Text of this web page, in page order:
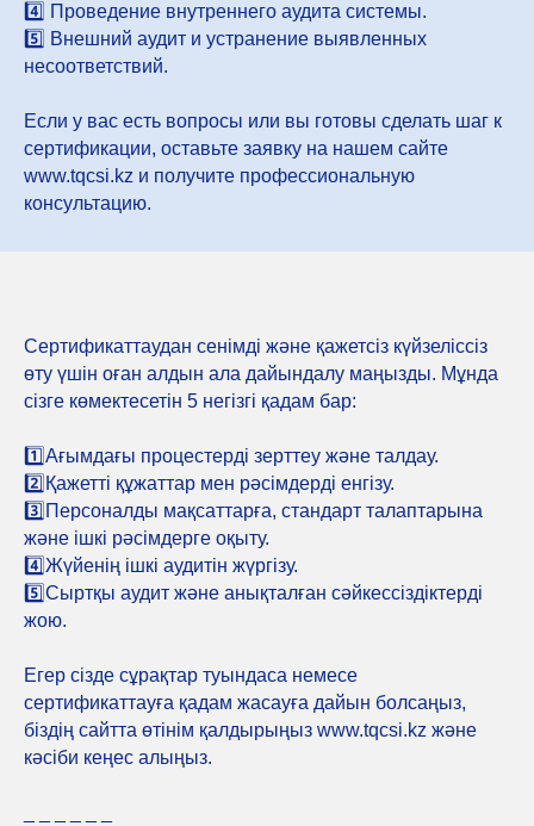
4️⃣ Проведение внутреннего аудита системы.
5️⃣ Внешний аудит и устранение выявленных
несоответствий.
Если у вас есть вопросы или вы готовы сделать шаг к
сертификации, оставьте заявку на нашем сайте
www.tqcsi.kz и получите профессиональную
консультацию.
Сертификаттаудан сенімді және қажетсіз күйзеліссіз
өту үшін оған алдын ала дайындалу маңызды. Мұнда
сізге көмектесетін 5 негізгі қадам бар:
1️⃣Ағымдағы процестерді зерттеу және талдау.
2️⃣Қажетті құжаттар мен рәсімдерді енгізу.
3️⃣Персоналды мақсаттарға, стандарт талаптарына
және ішкі рәсімдерге оқыту.
4️⃣Жүйенің ішкі аудитін жүргізу.
5️⃣Сыртқы аудит және анықталған сәйкессіздіктерді
жою.
Егер сізде сұрақтар туындаса немесе
сертификаттауға қадам жасауға дайын болсаңыз,
біздің сайтта өтінім қалдырыңыз www.tqcsi.kz және
кәсіби кеңес алыңыз.